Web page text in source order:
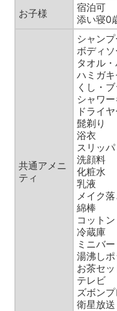
お子様
宿泊可
添い寝0
共通アメニ
ティ
シャン
ボディ
タオル
ハミガキ
くし・
シャワ
ドライ
髭剃り
浴衣
スリッパ
洗顔料
化粧水
乳液
メイク
綿棒
コットン
冷蔵庫
ミニバー
湯沸しポ
お茶セッ
テレビ
ズボン
衛星放送